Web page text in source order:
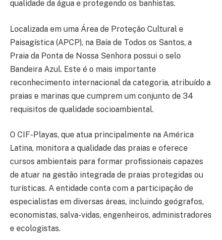
qualidade da água e protegendo os banhistas.
Localizada em uma Área de Proteção Cultural e
Paisagística (APCP), na Baía de Todos os Santos, a
Praia da Ponta de Nossa Senhora possui o selo
Bandeira Azul. Este é o mais importante
reconhecimento internacional da categoria, atribuído a
praias e marinas que cumprem um conjunto de 34
requisitos de qualidade socioambiental.
O CIF-Playas, que atua principalmente na América
Latina, monitora a qualidade das praias e oferece
cursos ambientais para formar profissionais capazes
de atuar na gestão integrada de praias protegidas ou
turísticas. A entidade conta com a participação de
especialistas em diversas áreas, incluindo geógrafos,
economistas, salva-vidas, engenheiros, administradores
e ecologistas.